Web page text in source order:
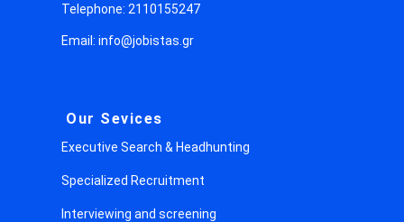
Telephone: 2110155247
Email: info@jobistas.gr
Our Sevices
Executive Search & Headhunting
Specialized Recruitment
Interviewing and screening